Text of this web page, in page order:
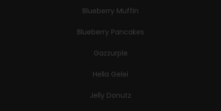
Blueberry Muffin
Blueberry Pancakes
Gazzurple
Hella Gelei
Jelly Donutz